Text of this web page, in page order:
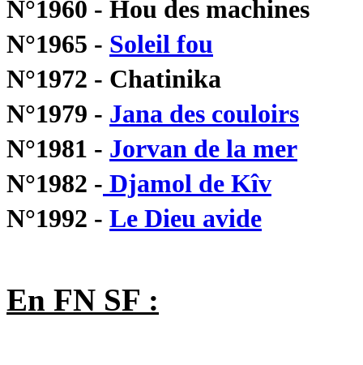
N°1960 - Hou des machines
N°1965 - Soleil fou
N°1972 - Chatinika
N°1979 - Jana des couloirs
N°1981 - Jorvan de la mer
N°1982 - Djamol de Kîv
N°1992 - Le Dieu avide
En FN SF :